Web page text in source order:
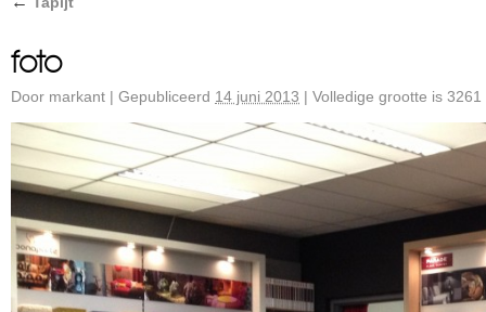
foto
Door markant | Gepubliceerd 14 juni 2013 | Volledige grootte is 3261